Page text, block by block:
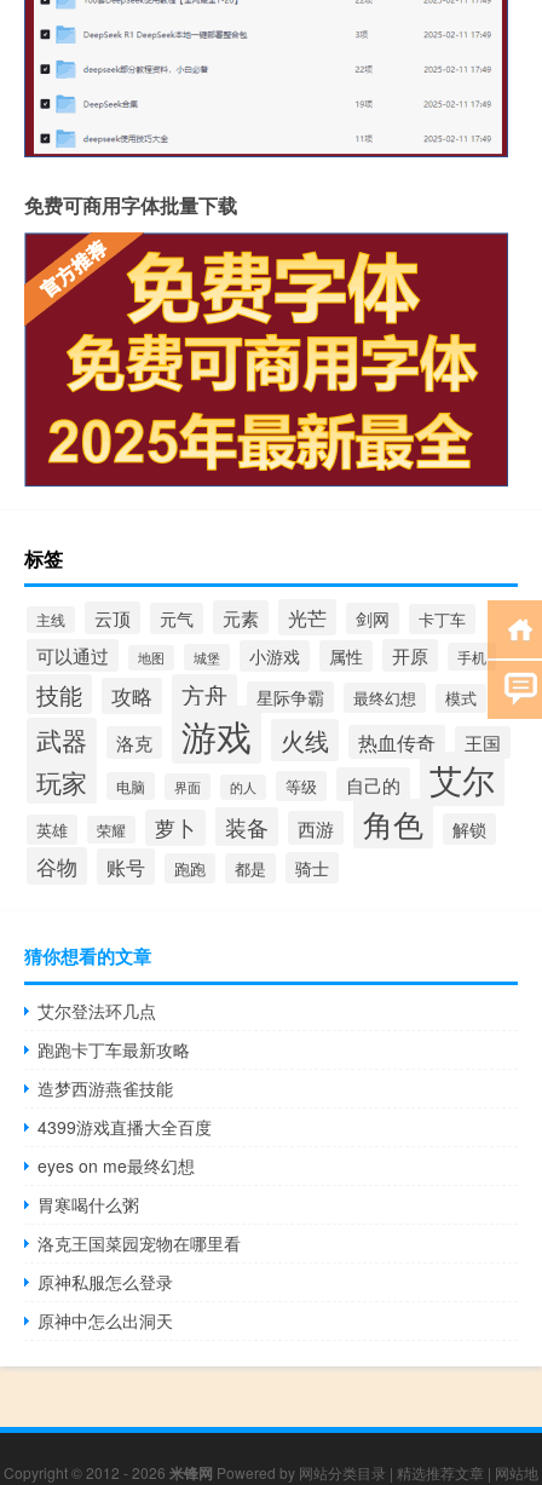
免费可商用字体批量下载
标签
主线 云顶 元气 元素 光芒 剑网 卡丁车
可以通过 地图 城堡 小游戏 属性 开原 手机
技能 攻略 方舟 星际争霸 最终幻想 模式
武器 洛克 游戏 火线 热血传奇 王国
玩家 电脑 界面 的人 等级 自己的 艾尔
英雄 荣耀 萝卜 装备 西游 角色 解锁
谷物 账号 跑跑 都是 骑士
猜你想看的文章
艾尔登法环几点
跑跑卡丁车最新攻略
造梦西游燕雀技能
4399游戏直播大全百度
eyes on me最终幻想
胃寒喝什么粥
洛克王国菜园宠物在哪里看
原神私服怎么登录
原神中怎么出洞天
Copyright © 2012 - 2026 米锋网 Powered by 网站分类目录 | 精选推荐文章 | 网站地